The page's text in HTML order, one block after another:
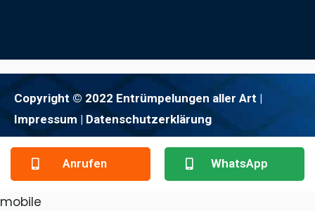
Copyright © 2022 Entrümpelungen aller Art |
Impressum | Datenschutzerklärung
Anrufen WhatsApp